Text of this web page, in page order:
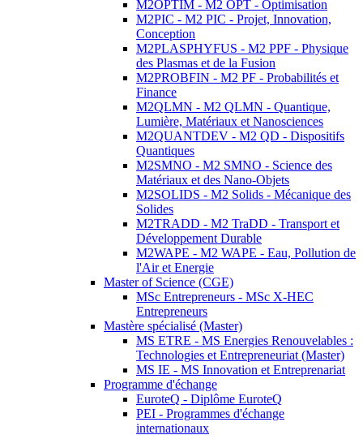
M2OPTIM - M2 OPT - Optimisation
M2PIC - M2 PIC - Projet, Innovation,
Conception
M2PLASPHYFUS - M2 PPF - Physique
des Plasmas et de la Fusion
M2PROBFIN - M2 PF - Probabilités et
Finance
M2QLMN - M2 QLMN - Quantique,
Lumière, Matériaux et Nanosciences
M2QUANTDEV - M2 QD - Dispositifs
Quantiques
M2SMNO - M2 SMNO - Science des
Matériaux et des Nano-Objets
M2SOLIDS - M2 Solids - Mécanique des
Solides
M2TRADD - M2 TraDD - Transport et
Développement Durable
M2WAPE - M2 WAPE - Eau, Pollution de
l'Air et Energie
Master of Science (CGE)
MSc Entrepreneurs - MSc X-HEC
Entrepreneurs
Mastère spécialisé (Master)
MS ETRE - MS Energies Renouvelables :
Technologies et Entrepreneuriat (Master)
MS IE - MS Innovation et Entreprenariat
Programme d'échange
EuroteQ - Diplôme EuroteQ
PEI - Programmes d'échange
internationaux